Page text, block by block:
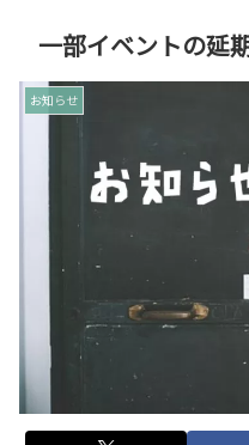
一部イベントの延
お知らせ